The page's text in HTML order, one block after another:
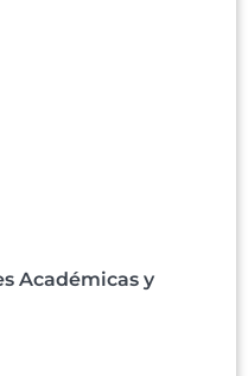
Académicas y